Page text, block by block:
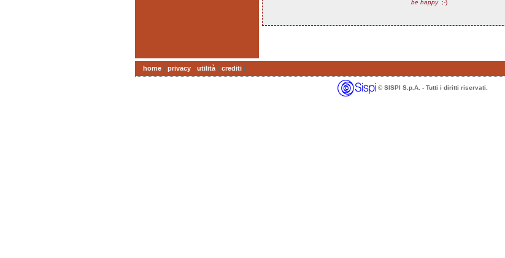
be happy;-)
| home | privacy | utilità | crediti |
© SISPI S.p.A. - Tutti i diritti riservati.